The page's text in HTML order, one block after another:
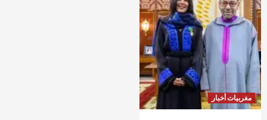
مغربيات أخبار